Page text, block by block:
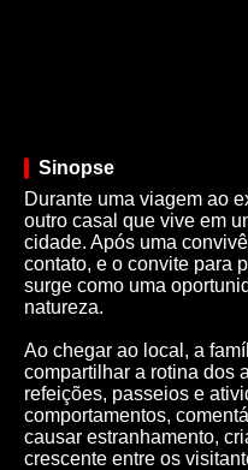
Sinopse
Durante uma viagem ao
outro casal que vive em
cidade. Após uma
contato, e o convite para
surge como uma
natureza.
Ao chegar ao local, a
compartilhar a rotina dos
refeições, passeios e
comportamentos,
causar estranhamento,
crescente entre os